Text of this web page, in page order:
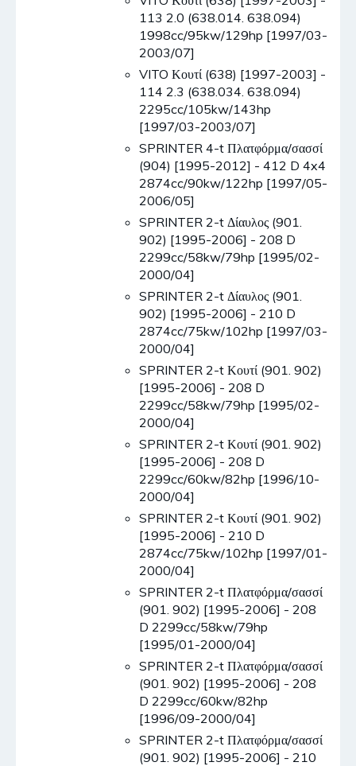
113 2.0 (638.014. 638.094)
1998cc/95kw/129hp [1997/03-
2003/07]
VITO Κουτί (638) [1997-2003] -
114 2.3 (638.034. 638.094)
2295cc/105kw/143hp
[1997/03-2003/07]
SPRINTER 4-t Πλατφόρμα/σασσί
(904) [1995-2012] - 412 D 4x4
2874cc/90kw/122hp [1997/05-
2006/05]
SPRINTER 2-t Δίαυλος (901.
902) [1995-2006] - 208 D
2299cc/58kw/79hp [1995/02-
2000/04]
SPRINTER 2-t Δίαυλος (901.
902) [1995-2006] - 210 D
2874cc/75kw/102hp [1997/03-
2000/04]
SPRINTER 2-t Κουτί (901. 902)
[1995-2006] - 208 D
2299cc/58kw/79hp [1995/02-
2000/04]
SPRINTER 2-t Κουτί (901. 902)
[1995-2006] - 208 D
2299cc/60kw/82hp [1996/10-
2000/04]
SPRINTER 2-t Κουτί (901. 902)
[1995-2006] - 210 D
2874cc/75kw/102hp [1997/01-
2000/04]
SPRINTER 2-t Πλατφόρμα/σασσί
(901. 902) [1995-2006] - 208
D 2299cc/58kw/79hp
[1995/01-2000/04]
SPRINTER 2-t Πλατφόρμα/σασσί
(901. 902) [1995-2006] - 208
D 2299cc/60kw/82hp
[1996/09-2000/04]
SPRINTER 2-t Πλατφόρμα/σασσί
(901. 902) [1995-2006] - 210